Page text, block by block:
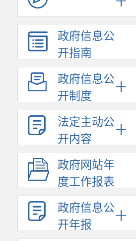
政府信息公
开指南
政府信息公
开制度
法定主动公
开内容
政府网站年
度工作报表
政府信息公
开年报